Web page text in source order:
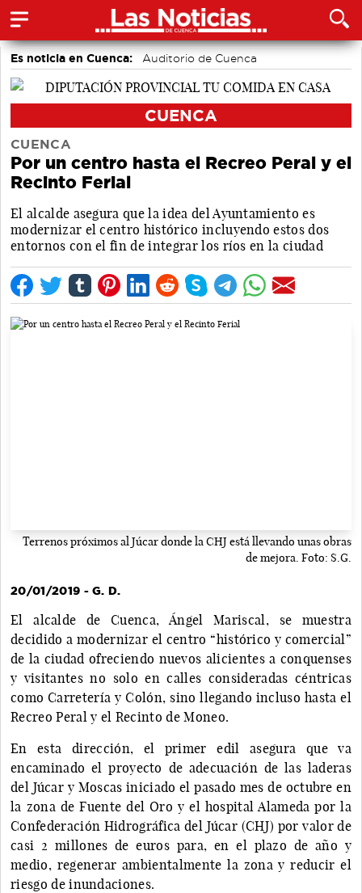
Es noticia en Cuenca: Auditorio de Cuenca
CUENCA
CUENCA
Por un centro hasta el Recreo Peral y el
Recinto Ferial
El alcalde asegura que la idea del Ayuntamiento es
modernizar el centro histórico incluyendo estos dos
entornos con el fin de integrar los ríos en la ciudad
Terrenos próximos al Júcar donde la CHJ está llevando unas obras
de mejora. Foto: S.G.
20/01/2019 - G. D.
El alcalde de Cuenca, Ángel Mariscal, se muestra
decidido a modernizar el centro “histórico y comercial”
de la ciudad ofreciendo nuevos alicientes a conquenses
y visitantes no solo en calles consideradas céntricas
como Carretería y Colón, sino llegando incluso hasta el
Recreo Peral y el Recinto de Moneo.
En esta dirección, el primer edil asegura que va
encaminado el proyecto de adecuación de las laderas
del Júcar y Moscas iniciado el pasado mes de octubre en
la zona de Fuente del Oro y el hospital Alameda por la
Confederación Hidrográfica del Júcar (CHJ) por valor de
casi 2 millones de euros para, en el plazo de año y
medio, regenerar ambientalmente la zona y reducir el
riesgo de inundaciones.